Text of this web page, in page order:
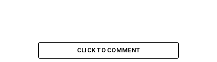
CLICK TO COMMENT